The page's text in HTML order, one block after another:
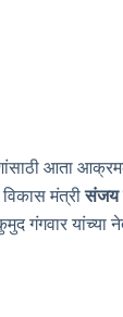
आता
मंत्रीसंजय
गंगवार यांच्या